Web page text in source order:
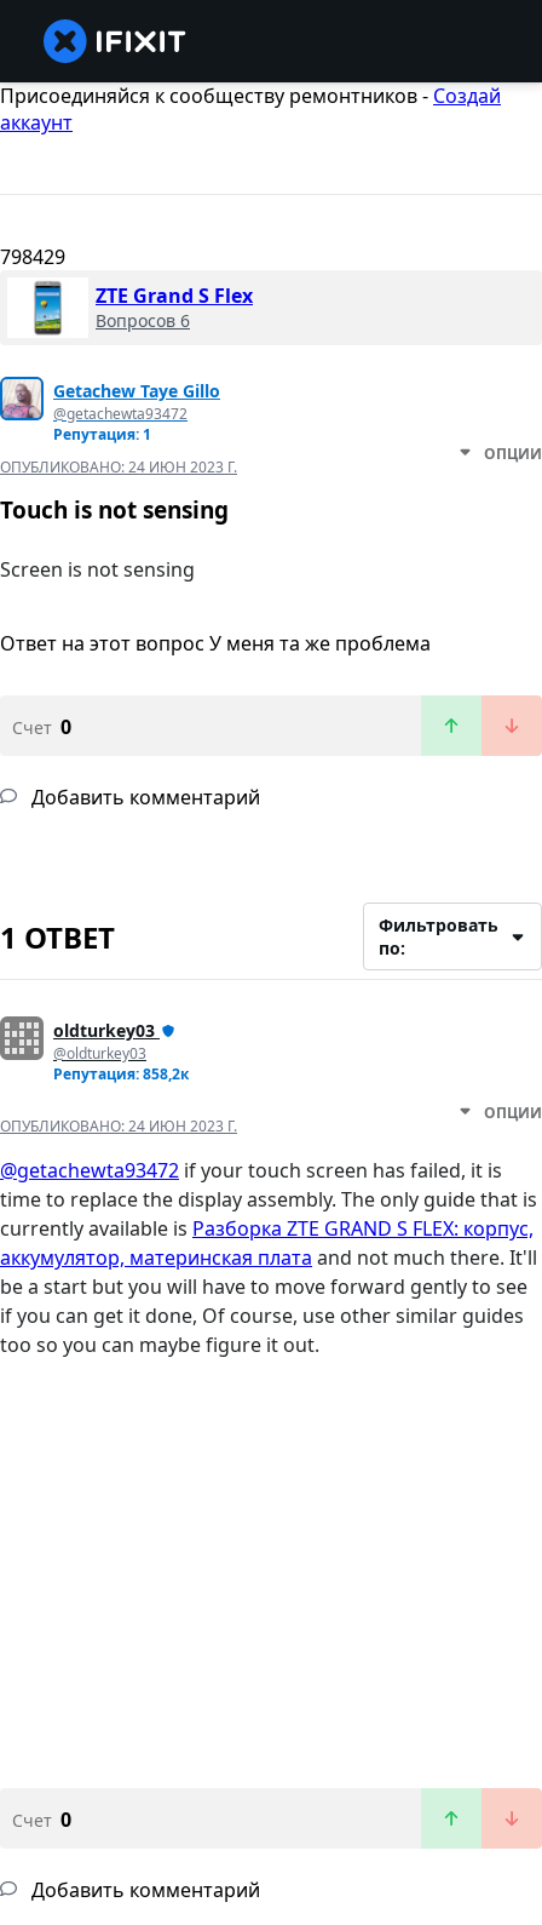
Присоединяйся к сообществу ремонтников - Создай
аккаунт
798429
ZTE Grand S Flex
Вопросов 6
Getachew Taye Gillo
@getachewta93472
Репутация: 1
ОПУБЛИКОВАНО:24 ИЮН 2023 Г.
ОПЦИИ
Touch is not sensing
Screen is not sensing
Ответ на этот вопрос У меня та же проблема
Счет 0
Добавить комментарий
1 ОТВЕТ
Фильтровать
по:
oldturkey03
@oldturkey03
Репутация: 858,2к
ОПУБЛИКОВАНО:24 ИЮН 2023 Г.
ОПЦИИ
@getachewta93472 if your touch screen has failed, it is
time to replace the display assembly. The only guide that is
currently available is Разборка ZTE GRAND S FLEX: корпус,
аккумулятор, материнская плата and not much there. It'll
be a start but you will have to move forward gently to see
if you can get it done, Of course, use other similar guides
too so you can maybe figure it out.
Счет 0
Добавить комментарий